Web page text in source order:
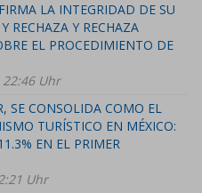
LA INTEGRIDAD DE SU
RECHAZA Y RECHAZA
EL PROCEDIMIENTO DE
22:46 Uhr
SE CONSOLIDA COMO EL
TURÍSTICO EN MÉXICO:
EN EL PRIMER
Uhr